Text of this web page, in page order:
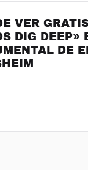
VER
DIG DEEP»
DE